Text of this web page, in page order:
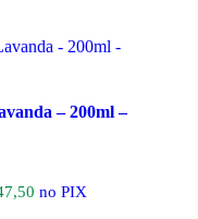
– 200ml –
no PIX